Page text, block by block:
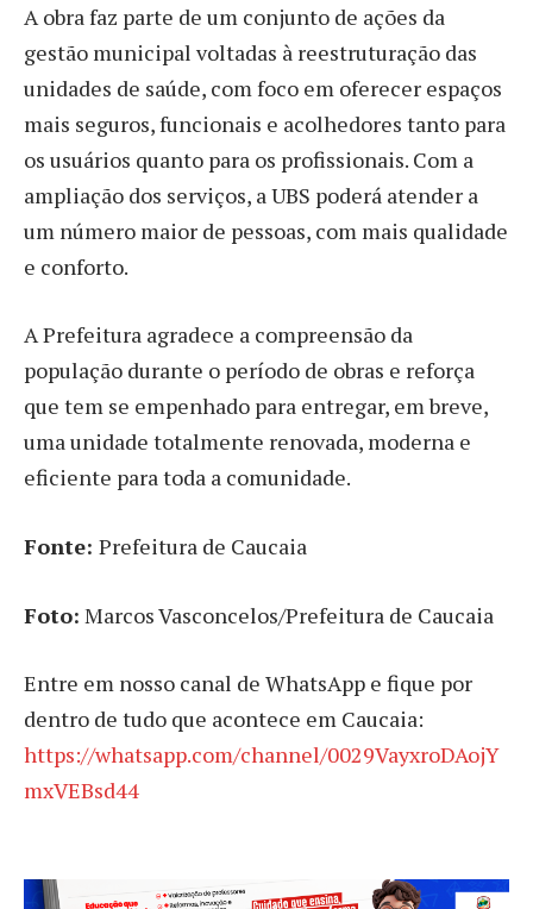
A obra faz parte de um conjunto de ações da
gestão municipal voltadas à reestruturação das
unidades de saúde, com foco em oferecer espaços
mais seguros, funcionais e acolhedores tanto para
os usuários quanto para os profissionais. Com a
ampliação dos serviços, a UBS poderá atender a
um número maior de pessoas, com mais qualidade
e conforto.
A Prefeitura agradece a compreensão da
população durante o período de obras e reforça
que tem se empenhado para entregar, em breve,
uma unidade totalmente renovada, moderna e
eficiente para toda a comunidade.
Fonte: Prefeitura de Caucaia
Foto: Marcos Vasconcelos/Prefeitura de Caucaia
Entre em nosso canal de WhatsApp e fique por
dentro de tudo que acontece em Caucaia:
https://whatsapp.com/channel/0029VayxroDAojY
mxVEBsd44